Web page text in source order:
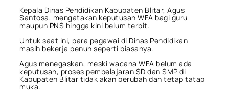
Kepala Dinas Pendidikan Kabupaten Blitar, Agus
Santosa, mengatakan keputusan WFA bagi guru
maupun PNS hingga kini belum terbit.
Untuk saat ini, para pegawai di Dinas Pendidikan
masih bekerja penuh seperti biasanya.
Agus menegaskan, meski wacana WFA belum ada
keputusan, proses pembelajaran SD dan SMP di
Kabupaten Blitar tidak akan berubah dan tetap tatap
muka.